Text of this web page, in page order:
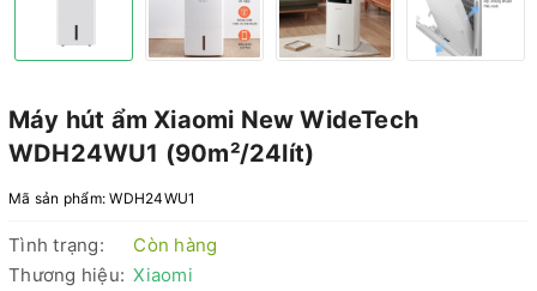
Máy hút ẩm Xiaomi New WideTech
WDH24WU1 (90m²/24lít)
Mã sản phẩm:WDH24WU1
Tình trạng:
Còn hàng
Thương hiệu: Xiaomi